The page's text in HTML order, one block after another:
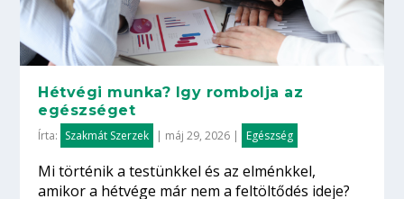
Hétvégi munka? Igy rombolja az
egészséget
Írta: Szakmát Szerzek | máj 29, 2026 | Egészség
Mi történik a testünkkel és az elménkkel,
amikor a hétvége már nem a feltöltődés ideje?